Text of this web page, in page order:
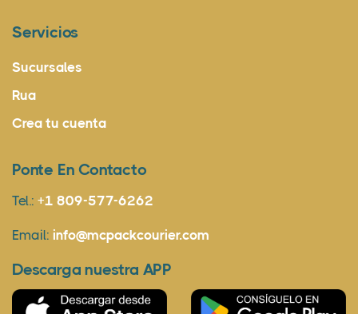
Servicios
Sucursales
Rua
Crea tu cuenta
Ponte En Contacto
Tel.: +1 809-577-6262
Email: info@mcpackcourier.com
Descarga nuestra APP